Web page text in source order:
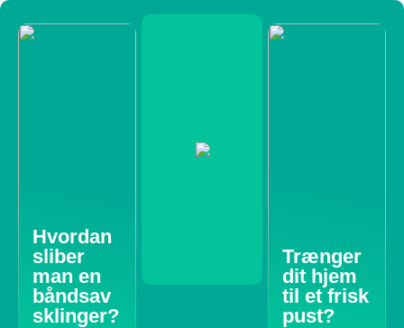
Hvordan
sliber
man en
båndsav
sklinger?
Trænger
dit hjem
til et frisk
pust?